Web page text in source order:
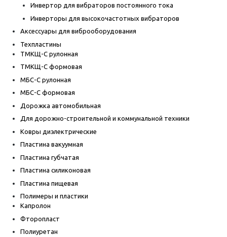
Инвертор для вибраторов постоянного тока
Инверторы для высокочастотных вибраторов
Аксессуары для виброоборудования
Техпластины
ТМКЩ-С рулонная
ТМКЩ-С формовая
МБС-С рулонная
МБС-С формовая
Дорожка автомобильная
Для дорожно-строительной и коммунальной техники
Ковры диэлектрические
Пластина вакуумная
Пластина губчатая
Пластина силиконовая
Пластина пищевая
Полимеры и пластики
Капролон
Фторопласт
Полиуретан